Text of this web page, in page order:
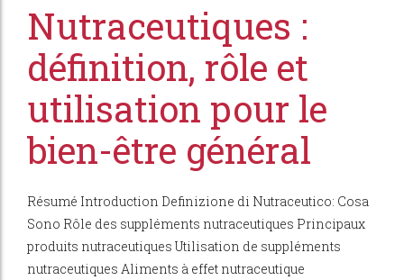
Nutraceutiques :
définition, rôle et
utilisation pour le
bien-être général
Résumé Introduction Definizione di Nutraceutico: Cosa
Sono Rôle des suppléments nutraceutiques Principaux
produits nutraceutiques Utilisation de suppléments
nutraceutiques Aliments à effet nutraceutique